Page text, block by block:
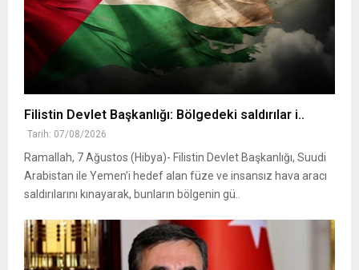
Filistin Devlet Başkanlığı: Bölgedeki saldırılar i..
Tarih: 07/08/2026
Ramallah, 7 Ağustos (Hibya)- Filistin Devlet Başkanlığı, Suudi
Arabistan ile Yemen'i hedef alan füze ve insansız hava aracı
saldırılarını kınayarak, bunların bölgenin gü..